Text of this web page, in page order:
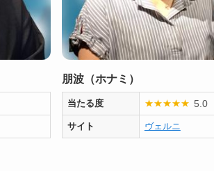
朋波（ホナミ）
当たる度 ★★★★★ 5.0
サイト ヴェルニ